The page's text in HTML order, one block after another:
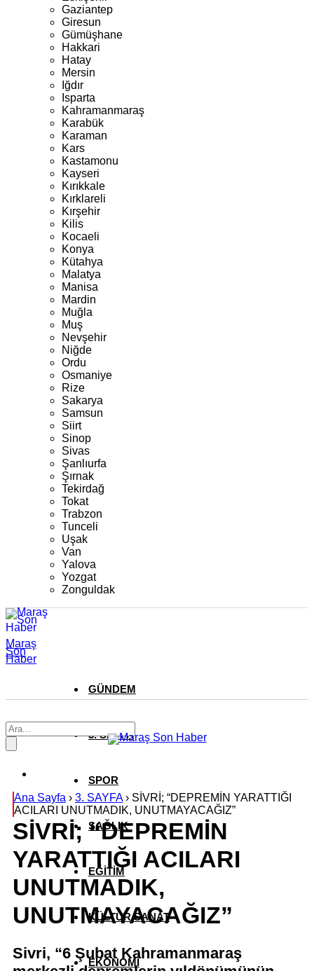
Gaziantep
Giresun
Gümüşhane
Hakkari
Hatay
Mersin
Iğdır
Isparta
Kahramanmaraş
Karabük
Karaman
Kars
Kastamonu
Kayseri
Kırıkkale
Kırklareli
Kırşehir
Kilis
Kocaeli
Konya
Kütahya
Malatya
Manisa
Mardin
Muğla
Muş
Nevşehir
Niğde
Ordu
Osmaniye
Rize
Sakarya
Samsun
Siirt
Sinop
Sivas
Şanlıurfa
Şırnak
Tekirdağ
Tokat
Trabzon
Tunceli
Uşak
Van
Yalova
Yozgat
Zonguldak
Maraş
Son
Haber
GÜNDEM
3. SAYFA
SPOR
SAĞLIK
EĞİTİM
KÜLTÜR SANAT
EKONOMİ
Ana Sayfa › 3. SAYFA› SİVRİ; “DEPREMİN YARATTIĞI
ACILARI UNUTMADIK, UNUTMAYACAĞIZ”
SİVRİ; “DEPREMİN
YARATTIĞI ACILARI
UNUTMADIK,
UNUTMAYACAĞIZ”
Sivri, “6 Şubat Kahramanmaraş